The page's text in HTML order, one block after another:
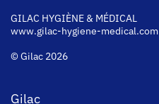
GILAC HYGIÈNE & MÉDICAL
www.gilac-hygiene-medical.com
© Gilac 2026
Gilac